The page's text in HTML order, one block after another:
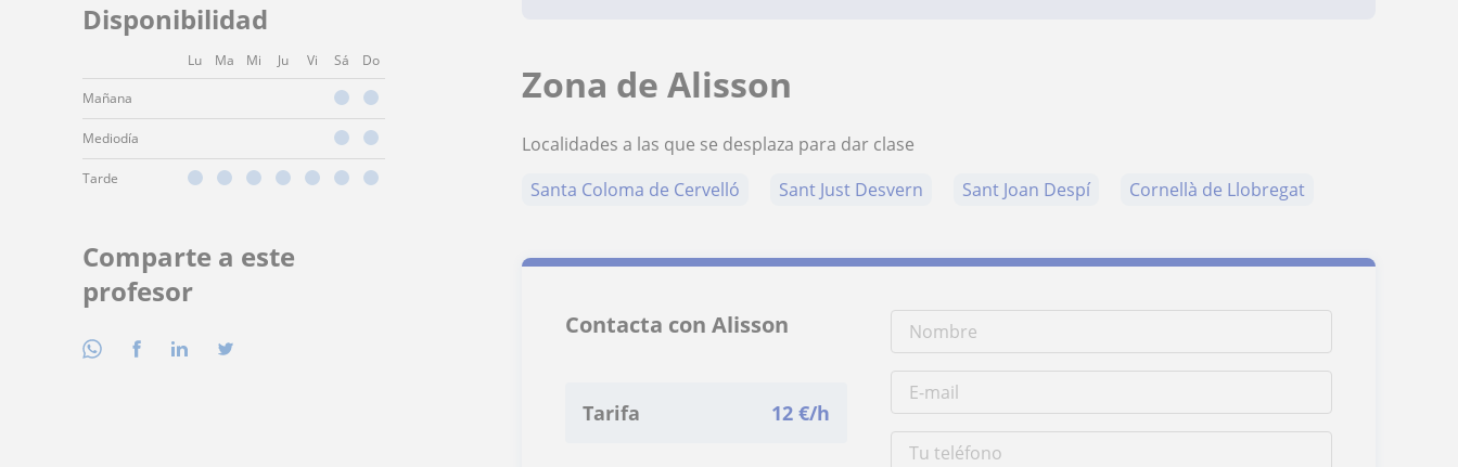
Disponibilidad
Lu Ma Mi Ju Vi Sá Do
Mañana
Mediodía
Tarde
Comparte a este
profesor
Zona de Alisson
Localidades a las que se desplaza para dar clase
Santa Coloma de Cervelló
Sant Just Desvern Sant Joan Despí Cornellà de Llobregat
Contacta con Alisson
Tarifa 12 €/h